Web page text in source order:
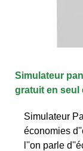
Simulateur
gratuit en seul
Simulateur
économies
l''on parle